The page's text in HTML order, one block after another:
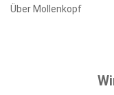
Über Mollenkopf